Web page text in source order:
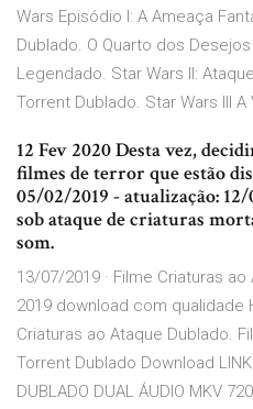
Wars Episódio I: A Ameaça
Dublado. O Quarto dos
Legendado. Star Wars II:
Torrent Dublado. Star Wars III
12 Fev 2020 Desta vez,
filmes de terror que estão
05/02/2019 - atualização:
sob ataque de criaturas
som.
13/07/2019 · Filme Criaturas
2019 download com qualidade
Criaturas ao Ataque Dublado.
Torrent Dublado Download
DUBLADO DUAL ÁUDIO MKV